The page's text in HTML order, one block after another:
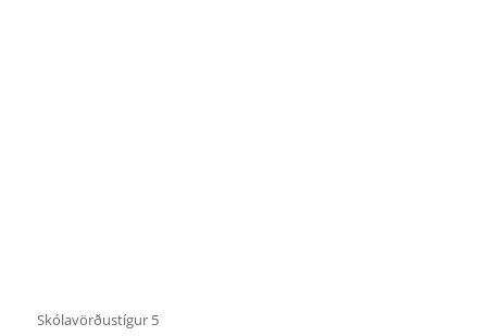
Skólavörðustígur 5